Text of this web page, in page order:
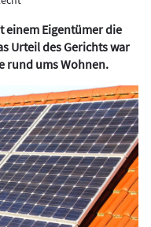
einem Eigentümer die
Urteil des Gerichts war
rund ums Wohnen.